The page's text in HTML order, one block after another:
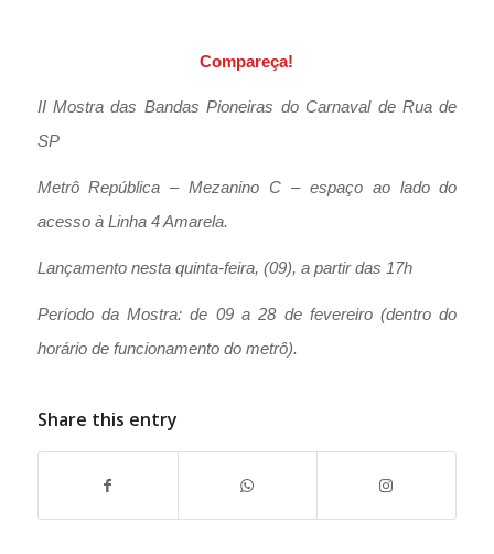
Compareça!
II Mostra das Bandas Pioneiras do Carnaval de Rua de
SP
Metrô República – Mezanino C – espaço ao lado do
acesso à Linha 4 Amarela.
Lançamento nesta quinta-feira, (09), a partir das 17h
Período da Mostra: de 09 a 28 de fevereiro (dentro do
horário de funcionamento do metrô).
Share this entry